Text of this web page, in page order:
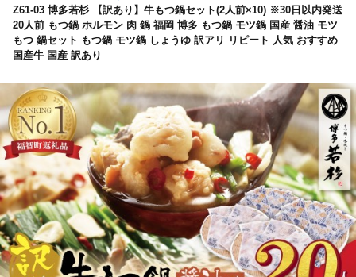
Z61-03 博多若杉 【訳あり】牛もつ鍋セット(2人前×10) ※30日以内発送
20人前 もつ鍋 ホルモン 肉 鍋 福岡 博多 もつ鍋 モツ鍋 国産 醤油 モツ
もつ 鍋セット もつ鍋 モツ鍋 しょうゆ 訳アリ リピート 人気 おすすめ
国産牛 国産 訳あり